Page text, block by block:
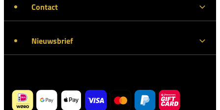
Contact
Nieuwsbrief